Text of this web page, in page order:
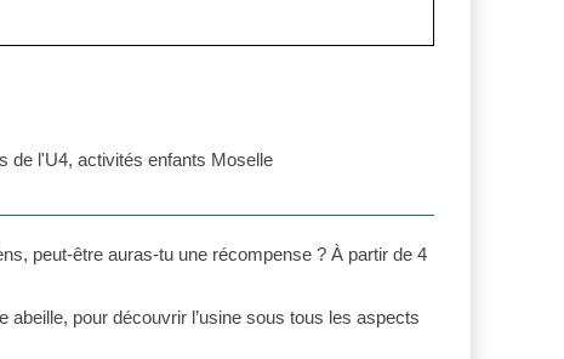
peut-être auras-tu une récompense ? À partir de 4
abeille, pour découvrir l’usine sous tous les aspects